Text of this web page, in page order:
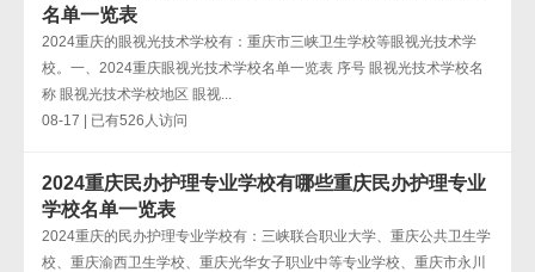
名单一览表
2024重庆的眼视光技术学校有：重庆市三峡卫生学校等眼视光技术学
校。一、2024重庆眼视光技术学校名单一览表 序号 眼视光技术学校名
称 眼视光技术学校地区 眼视...
08-17 | 已有526人访问
2024重庆民办护理专业学校有哪些重庆民办护理专业
学校名单一览表
2024重庆的民办护理专业学校有：三峡联合职业大学、重庆公共卫生学
校、重庆渝西卫生学校、重庆光华女子职业中等专业学校、重庆市永川